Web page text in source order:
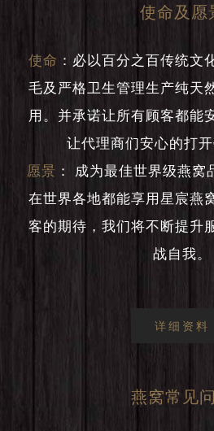
使命及愿
使命 ： 必以百分之百传统文
毛及严格卫生管理生产纯天
用。并承诺让所有顾客都能
让代理商们安心的打
愿景 ：
成为最佳世界级燕窝
在世界各地都能享用星宸燕
客的期待，我们将不断提升
战自我。
详细资料
燕窝常见